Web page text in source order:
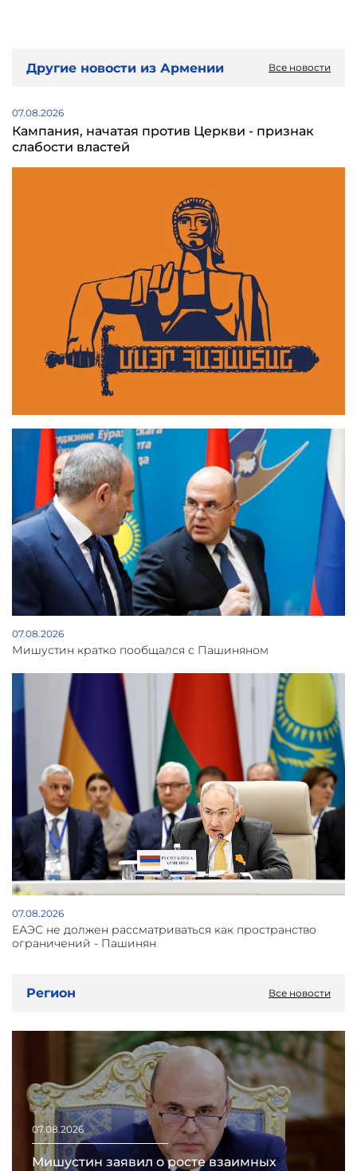
Другие новости из Армении Все новости
07.08.2026
Кампания, начатая против Церкви - признак
слабости властей
07.08.2026
Мишустин кратко пообщался с Пашиняном
07.08.2026
ЕАЭС не должен рассматриваться как пространство
ограничений - Пашинян
Регион Все новости
07.08.2026
Мишустин заявил о росте взаимных